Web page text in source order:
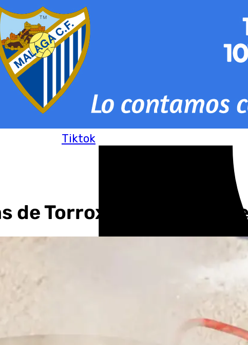
Tiktok
de Torrox 2024 en 101